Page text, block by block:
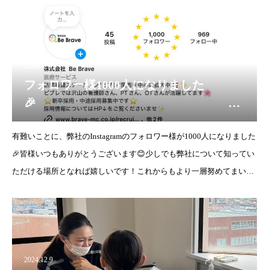
2024.12.16
フォロワー様1000人になりました
🎉
訪問看護ステーションビブレ
有難いことに、弊社のInstagramのフォロワー様が1000人になりました
🎉皆様いつもありがとうございます😊少しでも弊社について知ってい
ただける場所となれば嬉しいです！これからもより一層努めてまいり
2024.12.9